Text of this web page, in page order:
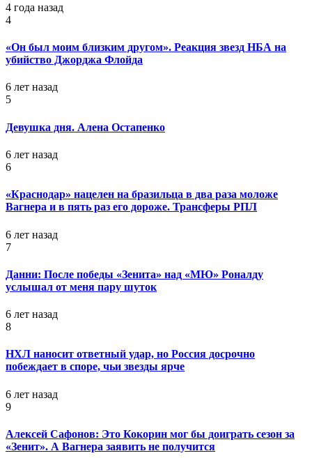
4 года назад
4
«Он был моим близким другом». Реакция звезд НБА на
убийство Джорджа Флойда
6 лет назад
5
Девушка дня. Алена Остапенко
6 лет назад
6
«Краснодар» нацелен на бразильца в два раза моложе
Вагнера и в пять раз его дороже. Трансферы РПЛ
6 лет назад
7
Данни: После победы «Зенита» над «МЮ» Роналду
услышал от меня пару шуток
6 лет назад
8
НХЛ наносит ответный удар, но Россия досрочно
побеждает в споре, чьи звезды ярче
6 лет назад
9
Алексей Сафонов: Это Кокорин мог бы доиграть сезон за
«Зенит». А Вагнера заявить не получится